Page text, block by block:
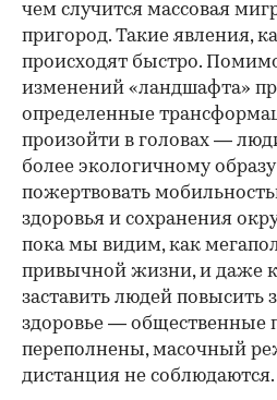
чем случится массовая
пригород. Такие явления,
происходят быстро.
изменений «ландшафта»
определенные
произойти в головах —
более экологичному
пожертвовать
здоровья и сохранения
пока мы видим, как
привычной жизни, и даже
заставить людей повысить
здоровье — общественные
переполнены, масочный
дистанция не соблюдаются.